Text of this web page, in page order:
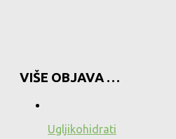
VIŠE OBJAVA …
Ugljikohidrati